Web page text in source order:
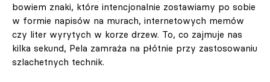
bowiem znaki, które intencjonalnie zostawiamy po sobie
w formie napisów na murach, internetowych memów
czy liter wyrytych w korze drzew. To, co zajmuje nas
kilka sekund, Pela zamraża na płótnie przy zastosowaniu
szlachetnych technik.